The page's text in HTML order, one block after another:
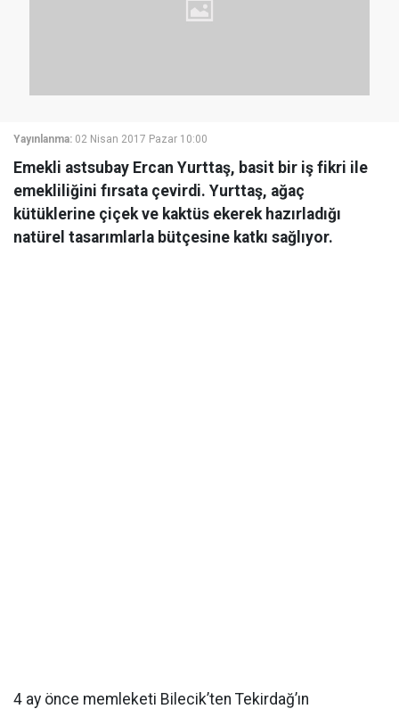
Yayınlanma: 02 Nisan 2017 Pazar 10:00
Emekli astsubay Ercan Yurttaş, basit bir iş fikri ile
emekliliğini fırsata çevirdi. Yurttaş, ağaç
kütüklerine çiçek ve kaktüs ekerek hazırladığı
natürel tasarımlarla bütçesine katkı sağlıyor.
4 ay önce memleketi Bilecik’ten Tekirdağ’ın